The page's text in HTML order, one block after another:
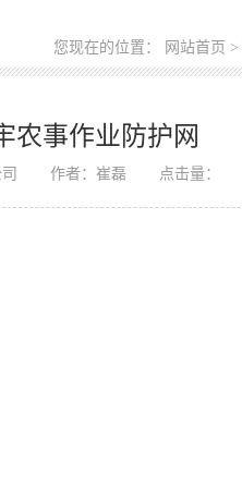
您现在的位置： 网站首页 >
农事作业防护网
作者：崔磊 点击量：